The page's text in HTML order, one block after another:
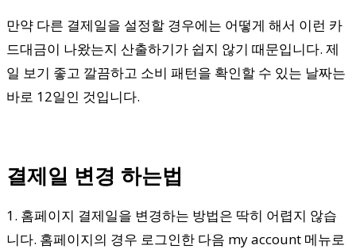
만약 다른 결제일을 설정할 경우에는 어떻게 해서 이런 카
드대금이 나왔는지 산출하기가 쉽지 않기 때문입니다. 제
일 보기 좋고 깔끔하고 소비 패턴을 확인할 수 있는 날짜는
바로 12일인 것입니다.
결제일 변경 하는법
1. 홈페이지 결제일을 변경하는 방법은 딱히 어렵지 않습
니다. 홈페이지의 경우 로그인한 다음 my account 메뉴로